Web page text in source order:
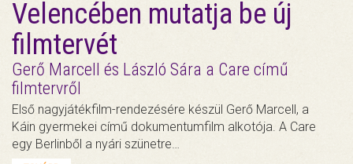
Velencében mutatja be új
filmtervét
Gerő Marcell és László Sára a Care című
filmtervről
Első nagyjátékfilm-rendezésére készül Gerő Marcell, a
Káin gyermekei című dokumentumfilm alkotója. A Care
egy Berlinből a nyári szünetre…